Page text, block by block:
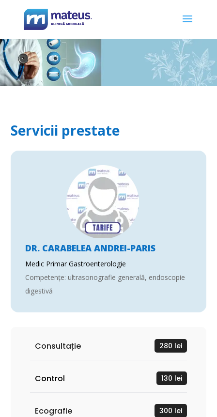
Servicii prestate
DR. CARABELEA ANDREI-PARIS
Medic Primar Gastroenterologie
Competențe: ultrasonografie generală, endoscopie
digestivă
Consultație 280 lei
Control 130 lei
Ecografie 300 lei